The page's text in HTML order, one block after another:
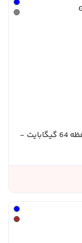
گوشی موبایل نوکیا مدل G11 plus حافظه 64 گیگابایت -